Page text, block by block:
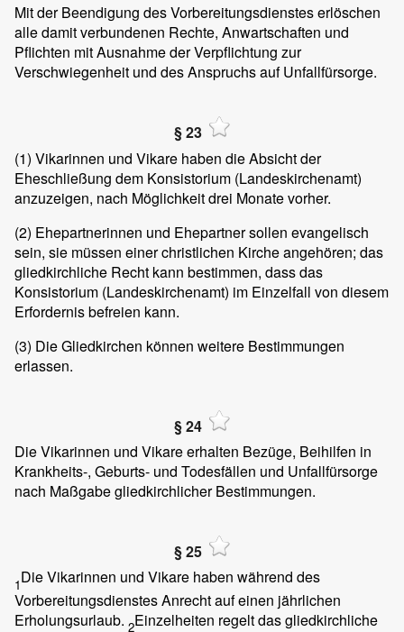
Mit der Beendigung des Vorbereitungsdienstes erlöschen
alle damit verbundenen Rechte, Anwartschaften und
Pflichten mit Ausnahme der Verpflichtung zur
Verschwiegenheit und des Anspruchs auf Unfallfürsorge.
§ 23
(1) Vikarinnen und Vikare haben die Absicht der
Eheschließung dem Konsistorium (Landeskirchenamt)
anzuzeigen, nach Möglichkeit drei Monate vorher.
(2) Ehepartnerinnen und Ehepartner sollen evangelisch
sein, sie müssen einer christlichen Kirche angehören; das
gliedkirchliche Recht kann bestimmen, dass das
Konsistorium (Landeskirchenamt) im Einzelfall von diesem
Erfordernis befreien kann.
(3) Die Gliedkirchen können weitere Bestimmungen
erlassen.
§ 24
Die Vikarinnen und Vikare erhalten Bezüge, Beihilfen in
Krankheits-, Geburts- und Todesfällen und Unfallfürsorge
nach Maßgabe gliedkirchlicher Bestimmungen.
§ 25
1Die Vikarinnen und Vikare haben während des
Vorbereitungsdienstes Anrecht auf einen jährlichen
Erholungsurlaub. 2Einzelheiten regelt das gliedkirchliche